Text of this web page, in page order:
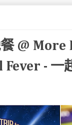
@ More
Fever - 一